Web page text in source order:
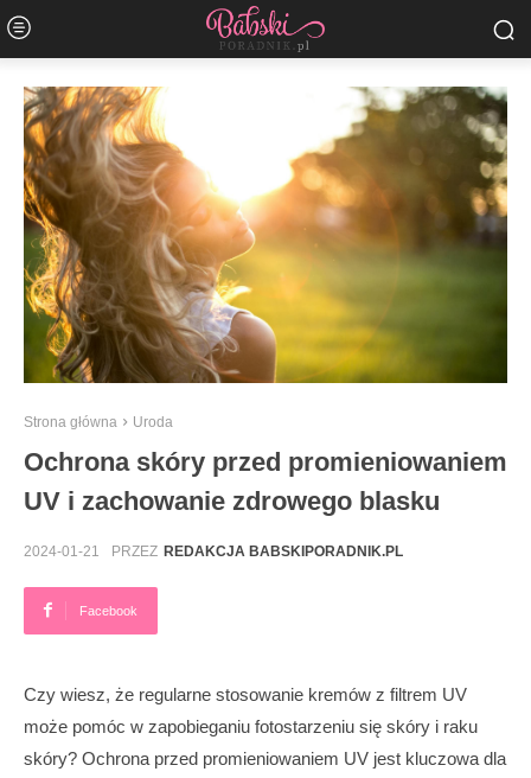
Strona główna Uroda
Ochrona skóry przed promieniowaniem
UV i zachowanie zdrowego blasku
2024-01-21 PRZEZ REDAKCJA BABSKIPORADNIK.PL
Facebook
Czy wiesz, że regularne stosowanie kremów z filtrem UV
może pomóc w zapobieganiu fotostarzeniu się skóry i raku
skóry? Ochrona przed promieniowaniem UV jest kluczowa dla